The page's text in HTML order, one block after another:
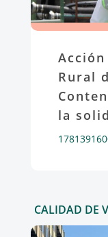
Acción
Rural
la
CALIDAD DE